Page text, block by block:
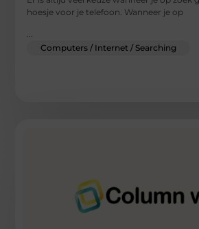
hoesje voor je telefoon. Wanneer je op
...
Computers / Internet / Searching